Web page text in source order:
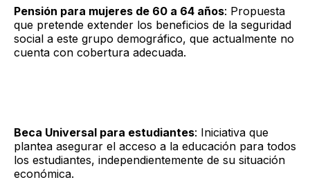
Pensión para mujeres de 60 a 64 años: Propuesta
que pretende extender los beneficios de la seguridad
social a este grupo demográfico, que actualmente no
cuenta con cobertura adecuada.
Beca Universal para estudiantes: Iniciativa que
plantea asegurar el acceso a la educación para todos
los estudiantes, independientemente de su situación
económica.